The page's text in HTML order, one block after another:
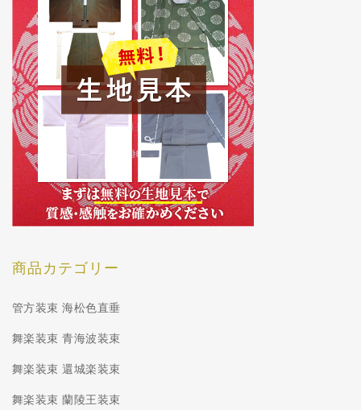
商品カテゴリー
管方装束 海松色直垂
舞楽装束 青海波装束
舞楽装束 還城楽装束
舞楽装束 蘭陵王装束